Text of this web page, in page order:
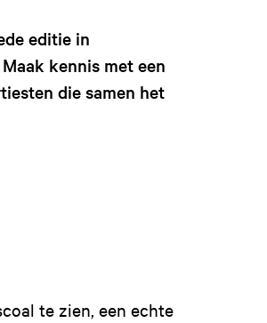
editie in
kennis met een
die samen het
te zien, een echte